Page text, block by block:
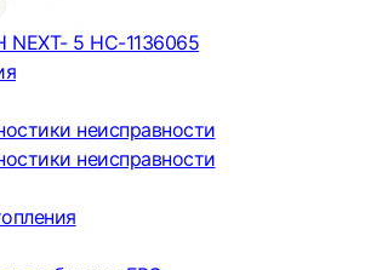
NEXT- 5 НС-1136065
неисправности
неисправности